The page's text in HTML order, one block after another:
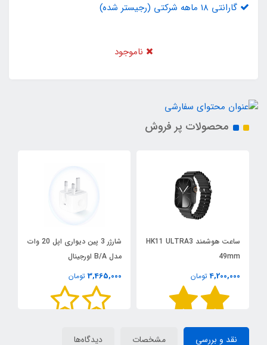
گارانتی 18 ماهه شرکتی (رجیستر شده)
ناموجود
محصولات پر فروش
ساعت هوشمند HK11 ULTRA3
49mm
4,200,000 تومان
شارژر 3 پین دیواری اپل 20 وات
مدل B/A اورجینال
3,465,000 تومان
نقد و بررسی مشخصات دیدگاه‌ها